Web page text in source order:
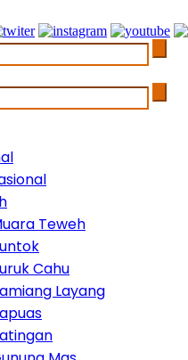
Teweh
Cahu
Layang